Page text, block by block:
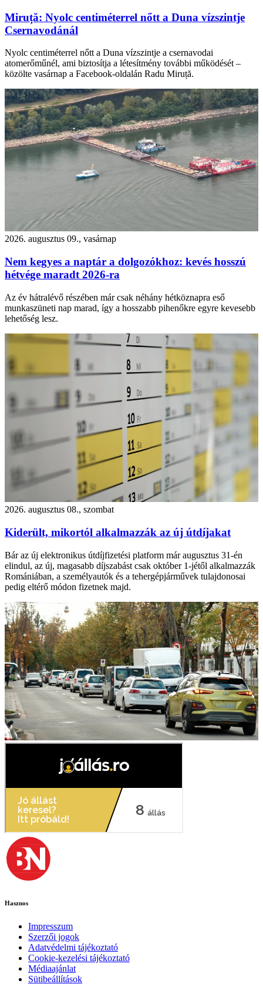
Miruță: Nyolc centiméterrel nőtt a Duna vízszintje
Csernavodánál
Nyolc centiméterrel nőtt a Duna vízszintje a csernavodai
atomerőműnél, ami biztosítja a létesítmény további működését –
közölte vasárnap a Facebook-oldalán Radu Miruță.
2026. augusztus 09., vasárnap
Nem kegyes a naptár a dolgozókhoz: kevés hosszú
hétvége maradt 2026-ra
Az év hátralévő részében már csak néhány hétköznapra eső
munkaszüneti nap marad, így a hosszabb pihenőkre egyre kevesebb
lehetőség lesz.
2026. augusztus 08., szombat
Kiderült, mikortól alkalmazzák az új útdíjakat
Bár az új elektronikus útdíjfizetési platform már augusztus 31-én
elindul, az új, magasabb díjszabást csak október 1-jétől alkalmazzák
Romániában, a személyautók és a tehergépjárművek tulajdonosai
pedig eltérő módon fizetnek majd.
Hasznos
Impresszum
Szerzői jogok
Adatvédelmi tájékoztató
Cookie-kezelési tájékoztató
Médiaajánlat
Sütibeállítások